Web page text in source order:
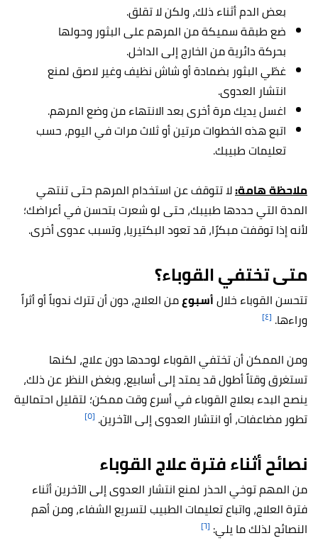
بعض الدم أثناء ذلك، ولكن لا تقلق.
ضع طبقة سميكة من المرهم على البثور وحولها
بحركة دائرية من الخارج إلى الداخل.
غطّي البثور بضمادة أو شاش نظيف وغير لاصق لمنع
انتشار العدوى.
اغسل يديك مرة أخرى بعد الانتهاء من وضع المرهم.
اتبع هذه الخطوات مرتين أو ثلاث مرات في اليوم، حسب
تعليمات طبيبك.
ملاحظة هامة:لا تتوقف عن استخدام المرهم حتى تنتهي
المدة التي حددها طبيبك، حتى لو شعرت بتحسن في أعراضك؛
لأنه إذا توقفت مبكرًا، قد تعود البكتيريا، وتسبب عدوى أخرى.
متى تختفي القوباء؟
تتحسن القوباء خلالأسبوعمن العلاج، دون أن تترك ندوباً أو أثراً
وراءها. [٤]
ومن الممكن أن تختفي القوباء لوحدها دون علاج، لكنها
تستغرق وقتاً أطول قد يمتد إلى أسابيع، وبغض النظر عن ذلك،
ينصح البدء بعلاج القوباء في أسرع وقت ممكن؛ لتقليل احتمالية
تطور مضاعفات، أو انتشار العدوى إلى الآخرين. [٥]
نصائح أثناء فترة علاج القوباء
من المهم توخي الحذر لمنع انتشار العدوى إلى الآخرين أثناء
فترة العلاج، واتباع تعليمات الطبيب لتسريع الشفاء، ومن أهم
النصائح لذلك ما يلي: [٦]